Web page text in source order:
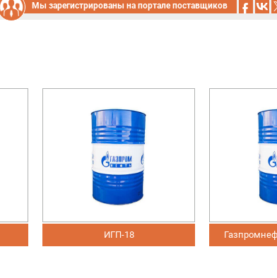
Мы зарегистрированы на портале поставщиков
Газпромнефть